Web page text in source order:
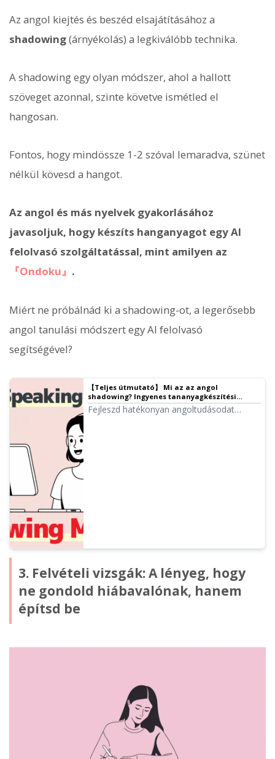
Az angol kiejtés és beszéd elsajátításához a
shadowing(árnyékolás) a legkiválóbb technika.
A shadowing egy olyan módszer, ahol a hallott
szöveget azonnal, szinte követve ismétled el
hangosan.
Fontos, hogy mindössze 1-2 szóval lemaradva, szünet
nélkül kövesd a hangot.
Az angol és más nyelvek gyakorlásához
javasoljuk, hogy készíts hanganyagot egy AI
felolvasó szolgáltatással, mint amilyen az
『Ondoku』 .
Miért ne próbálnád ki a shadowing-ot, a legerősebb
angol tanulási módszert egy AI felolvasó
segítségével?
【Teljes útmutató】 Mi az az angol
shadowing? Ingyenes tananyagkészítési
módszerek!
Fejleszd hatékonyan angoltudásodat
3. Felvételi vizsgák: A lényeg, hogy
ne gondold hiábavalónak, hanem
építsd be